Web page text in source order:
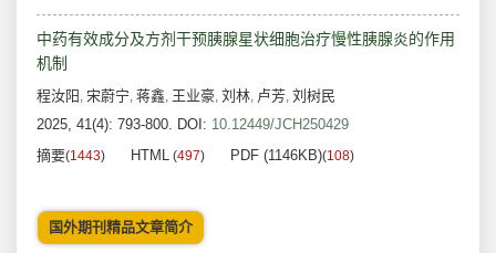
中药有效成分及方剂干预胰腺星状细胞治疗慢性胰腺炎的作用
机制
程汝阳 , 宋蔚宁, 蒋鑫, 王业豪, 刘林, 卢芳, 刘树民
2025, 41(4): 793-800. DOI: 10.12449/JCH250429
摘要(1443) HTML (497) PDF (1146KB)(108)
国外期刊精品文章简介